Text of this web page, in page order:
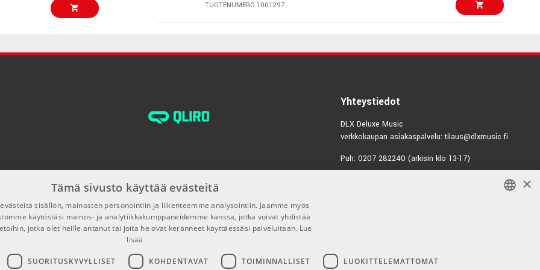
sävyä sekä miellyttävää soitettavuutta.
€56,00/pak
TUOTENUMERO 1001297
TUOTENUMERO 1043639
Dunlop Tortex Triangle 0.88mm 6- €5,10/kpl
Ernie Ball Patch Cable Flat
Connectors White 15 cm, 3-pack
TUOTENUMERO 1065930
Purple, 4 pc
Yhteystiedot
DLX Deluxe Music
verkkokaupan asiakaspalvelu: tilaus@dlxmusic.fi
Puh: 0207 282240 (arkisin klo 13-17)
×
Tämä sivusto käyttää evästeitä
sisällön, mainosten personointiin ja liikenteemme analysointiin. Jaamme myös
käytöstäsi mainos- ja analytiikkakumppaneidemme kanssa, jotka voivat yhdistää
jotka olet heille antanut tai joita he ovat keränneet käyttäessäsi palveluitaan. Lue
lisää
SUORITUSKYVYLLISET KOHDENTAVAT TOIMINNALLISET LUOKITTELEMATTOMAT